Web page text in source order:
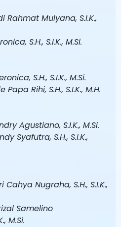
Rahmat Mulyana, S.I.K.,
S.H., S.I.K., M.Si.
S.H., S.I.K., M.Si.
Rihi, S.H., S.I.K., M.H.
Agustiano, S.I.K., M.Si.
Syafutra, S.H., S.I.K.,
Nugraha, S.H., S.I.K.,
Samelino
M.Si.